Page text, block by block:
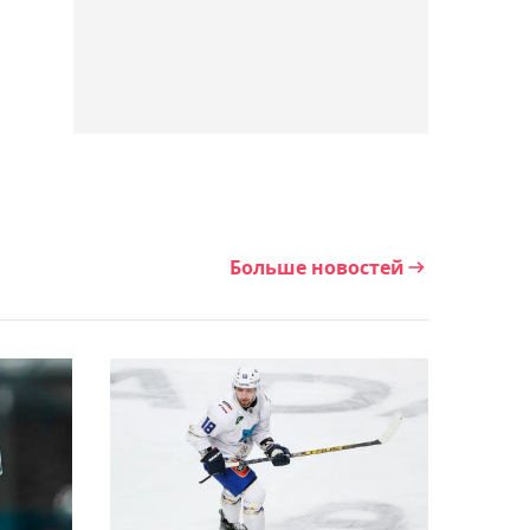
Синнер может пропустить
названа причина
Главный тренер "Тобыла"
подвёл итоги первого
03:28, 07 августа 2026
Больше новостей